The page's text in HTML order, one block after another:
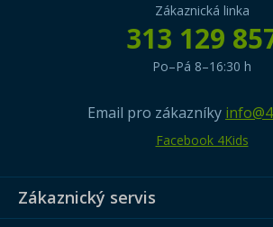
Zákaznická linka
313 129
Po–Pá 8–16:30 h
Email pro zákazníky
Facebook 4Kids
Zákaznický servis